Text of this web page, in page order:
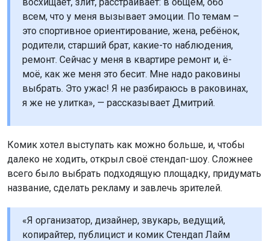
всем, что у меня вызывает эмоции. По темам –
это спортивное ориентирование, жена, ребёнок,
родители, старший брат, какие-то наблюдения,
ремонт. Сейчас у меня в квартире ремонт и, ё-
моё, как же меня это бесит. Мне надо раковины
выбрать. Это ужас! Я не разбираюсь в раковинах,
я же не улитка», — рассказывает Дмитрий.
Комик хотел выступать как можно больше, и, чтобы
далеко не ходить, открыл своё стендап-шоу. Сложнее
всего было выбрать подходящую площадку, придумать
название, сделать рекламу и завлечь зрителей.
«Я организатор, дизайнер, звукарь, ведущий,
копирайтер, публицист и комик Стендап Лайм